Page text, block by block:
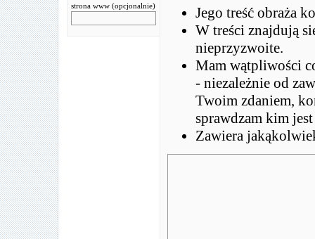
Jego treść obraża
W treści znajdują
nieprzyzwoite.
Mam wątpliwości
- niezależnie od
Twoim zdaniem,
sprawdzam kim
Zawiera
strona www (opcjonalnie)